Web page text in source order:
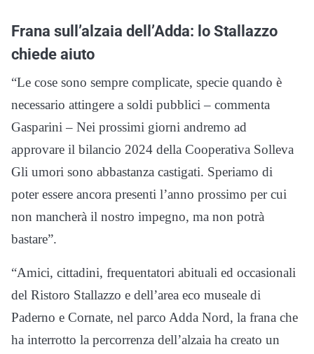
Frana sull’alzaia dell’Adda: lo Stallazzo
chiede aiuto
“Le cose sono sempre complicate, specie quando è
necessario attingere a soldi pubblici – commenta
Gasparini – Nei prossimi giorni andremo ad
approvare il bilancio 2024 della Cooperativa Solleva
Gli umori sono abbastanza castigati. Speriamo di
poter essere ancora presenti l’anno prossimo per cui
non mancherà il nostro impegno, ma non potrà
bastare”.
“Amici, cittadini, frequentatori abituali ed occasionali
del Ristoro Stallazzo e dell’area eco museale di
Paderno e Cornate, nel parco Adda Nord, la frana che
ha interrotto la percorrenza dell’alzaia ha creato un